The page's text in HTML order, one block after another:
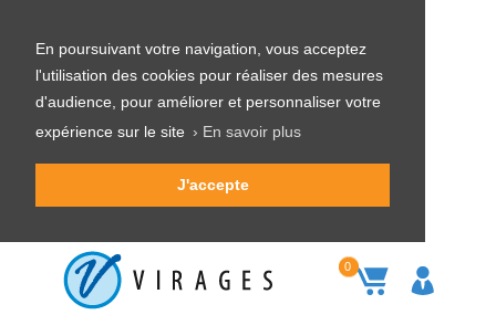
En poursuivant votre navigation, vous acceptez
l'utilisation des cookies pour réaliser des mesures
d'audience, pour améliorer et personnaliser votre
expérience sur le site › En savoir plus
J'accepte
0